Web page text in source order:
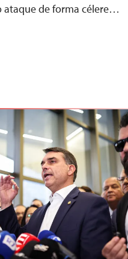
ataque de forma célere…